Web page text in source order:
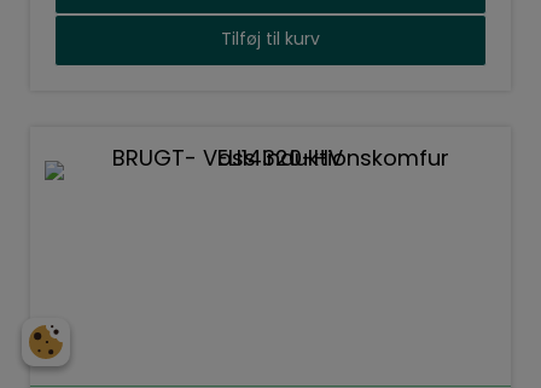
Tilføj til kurv